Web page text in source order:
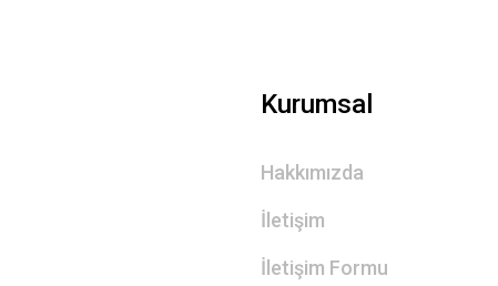
Kurumsal
Hakkımızda
İletişim
İletişim Formu